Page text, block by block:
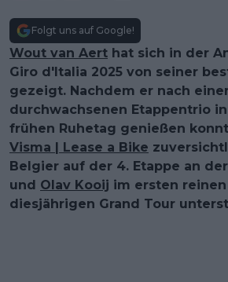
Folgt uns auf Google!
Wout van Aert hat sich in der
Giro d'Italia 2025 von seiner
gezeigt. Nachdem er nach
durchwachsenen Etappentrio
frühen Ruhetag genießen
Visma | Lease a Bike
Belgier auf der 4. Etappe an
und Olav Kooij im ersten
diesjährigen Grand Tour